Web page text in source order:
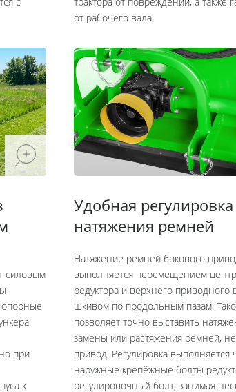
с
силовым
опорные
при
к
трактора от повреждений, а также
от рабочего вала.
Удобная регулировка
натяжения ремней
Натяжение ремней бокового
выполняется перемещением
редуктора и верхнего приводного
шкивом по продольным пазам.
позволяет точно выставить
замены или растяжения ремней, не
привод. Регулировка выполняется
наружные крепёжные болты
регулировочный болт, занимая